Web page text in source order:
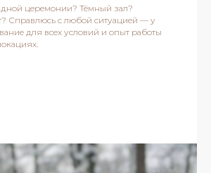
церемонии? Тёмный зал?
Справлюсь с любой ситуацией — у
для всех условий и опыт работы